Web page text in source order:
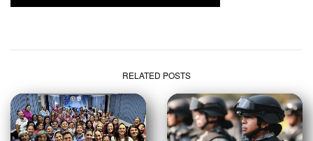
RELATED POSTS